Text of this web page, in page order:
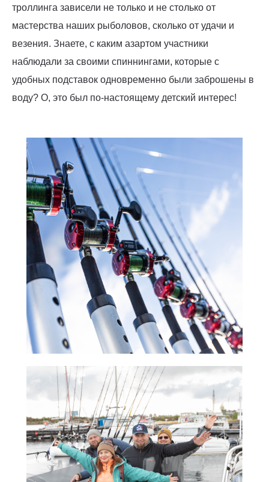
троллинга зависели не только и не столько от
мастерства наших рыболовов, сколько от удачи и
везения. Знаете, с каким азартом участники
наблюдали за своими спиннингами, которые с
удобных подставок одновременно были заброшены в
воду? О, это был по-настоящему детский интерес!